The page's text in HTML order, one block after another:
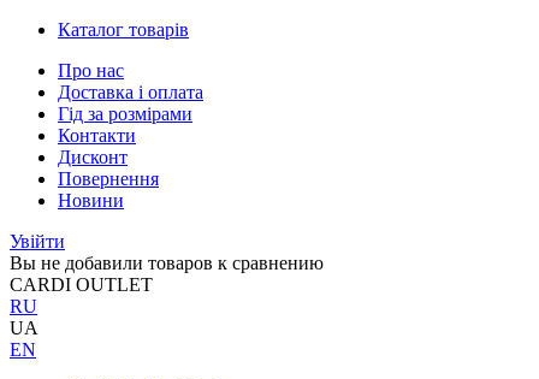
Каталог товарів
Про нас
Доставка і оплата
Гід за розмірами
Контакти
Дисконт
Повернення
Новини
Увійти
Вы не добавили товаров к сравнению
CARDI OUTLET
RU
UA
EN